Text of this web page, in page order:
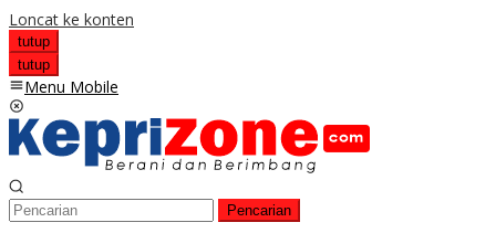
Loncat ke konten
tutup
tutup
Menu Mobile
Pencarian